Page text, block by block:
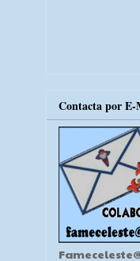
Contacta por